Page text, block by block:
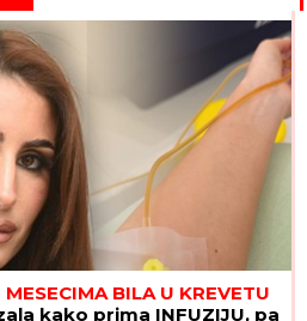
BILA U KREVETU
kako prima INFUZIJU, pa